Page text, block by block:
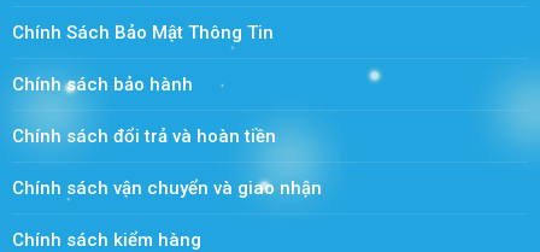
Chính Sách Bảo Mật Thông Tin
Chính sách bảo hành
Chính sách đổi trả và hoàn tiền
Chính sách vận chuyển và giao nhận
Chính sách kiểm hàng